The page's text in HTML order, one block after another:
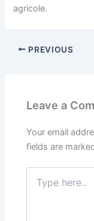
agricole.
PREVIOUS
Leave a
Your email
fields are
here..